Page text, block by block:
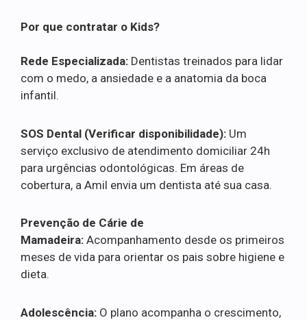
Por que contratar o Kids?
Rede Especializada: Dentistas treinados para lidar
com o medo, a ansiedade e a anatomia da boca
infantil.
SOS Dental (Verificar disponibilidade): Um
serviço exclusivo de atendimento domiciliar 24h
para urgências odontológicas. Em áreas de
cobertura, a Amil envia um dentista até sua casa.
Prevenção de Cárie de
Mamadeira: Acompanhamento desde os primeiros
meses de vida para orientar os pais sobre higiene e
dieta.
Adolescência: O plano acompanha o crescimento,